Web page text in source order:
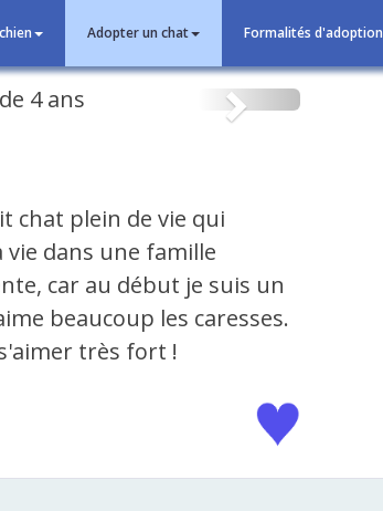
Adopter un chat Formalités d'adoption
Suivant
chat plein de vie qui
vie dans une famille
car au début je suis un
beaucoup les caresses.
très fort !